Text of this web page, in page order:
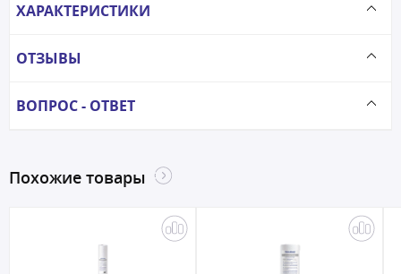
ХАРАКТЕРИСТИКИ
ОТЗЫВЫ
ВОПРОС - ОТВЕТ
Похожие товары